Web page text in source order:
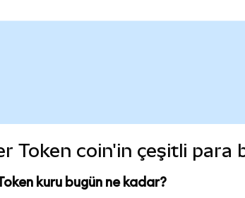
Token coin'in çeşitli
kuru bugün ne kadar?